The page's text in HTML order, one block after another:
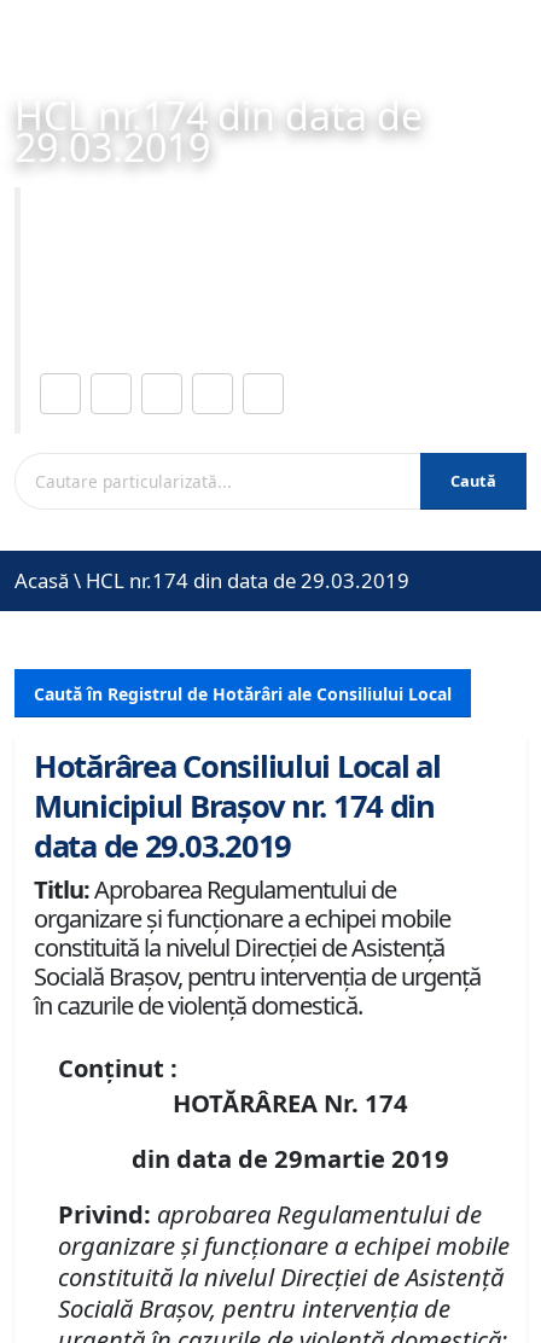
HCL nr.174 din data de
29.03.2019
Caută
Acasă \ HCL nr.174 din data de 29.03.2019
Caută în Registrul de Hotărâri ale Consiliului Local
Hotărârea Consiliului Local al
Municipiul Brașov nr. 174 din
data de 29.03.2019
Titlu:Aprobarea Regulamentului de
organizare şi funcţionare a echipei mobile
constituită la nivelul Direcţiei de Asistenţă
Socială Braşov, pentru intervenţia de urgenţă
în cazurile de violenţă domestică.
Conținut :
HOTĂRÂREA Nr. 174
din data de 29martie 2019
Privind: aprobarea Regulamentului de
organizare şi funcţionare a echipei mobile
constituităla nivelul Direcţiei de Asistenţă
Socială Braşov, pentru intervenţia de